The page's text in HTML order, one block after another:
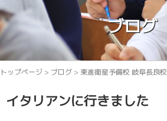
ブログ
トップページ > ブログ > 東進衛星予備校 岐阜長良校
イタリアンに行きました